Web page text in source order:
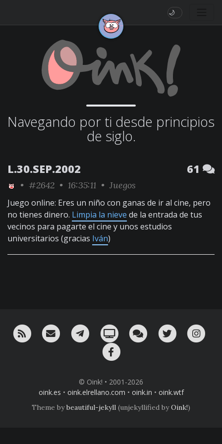
🌙
Navegando por ti desde principios
de siglo.
L.30.SEP.2002 61
• #2642 • 16:35:11 • Juegos
Juego online: Eres un niño con ganas de ir al cine, pero
no tienes dinero. Limpia la nieve de la entrada de tus
vecinos para pagarte el cine y unos estudios
universitarios (gracias Iván)
RSS ¡Mándame un email!¡Nuestro canal en Telegram!
Oink! TV Charla con nosotros
Twitter
© Oink! • 2001-2026
oink.es • oink.elrellano.com • oink.in • oink.wtf
Theme bybeautiful-jekyll (unjekyllified byOink!)